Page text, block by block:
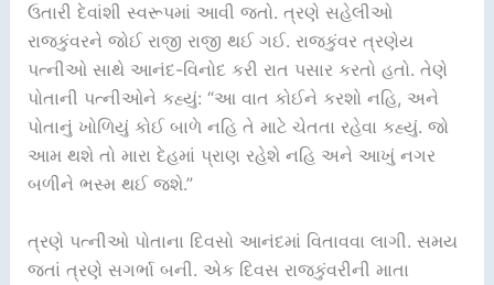
ઉતારી દેવાંશી સ્વરૂપમાં આવી જતો. ત્રણે સહેલીઓ
રાજકુંવરને જોઈ રાજી રાજી થઈ ગઈ. રાજકુંવર ત્રણેય
પત્નીઓ સાથે આનંદ-વિનોદ કરી રાત પસાર કરતો હતો. તેણે
પોતાની પત્નીઓને કહ્યું: “આ વાત કોઈને કરશો નહિ, અને
પોતાનું ખોળિયું કોઈ બાળે નહિ તે માટે ચેતતા રહેવા કહ્યું. જો
આમ થશે તો મારા દેહમાં પ્રાણ રહેશે નહિ અને આખું નગર
બળીને ભસ્મ થઈ જશે.”
ત્રણે પત્નીઓ પોતાના દિવસો આનંદમાં વિતાવવા લાગી. સમય
જતાં ત્રણે સગર્ભા બની. એક દિવસ રાજકુંવરીની માતા